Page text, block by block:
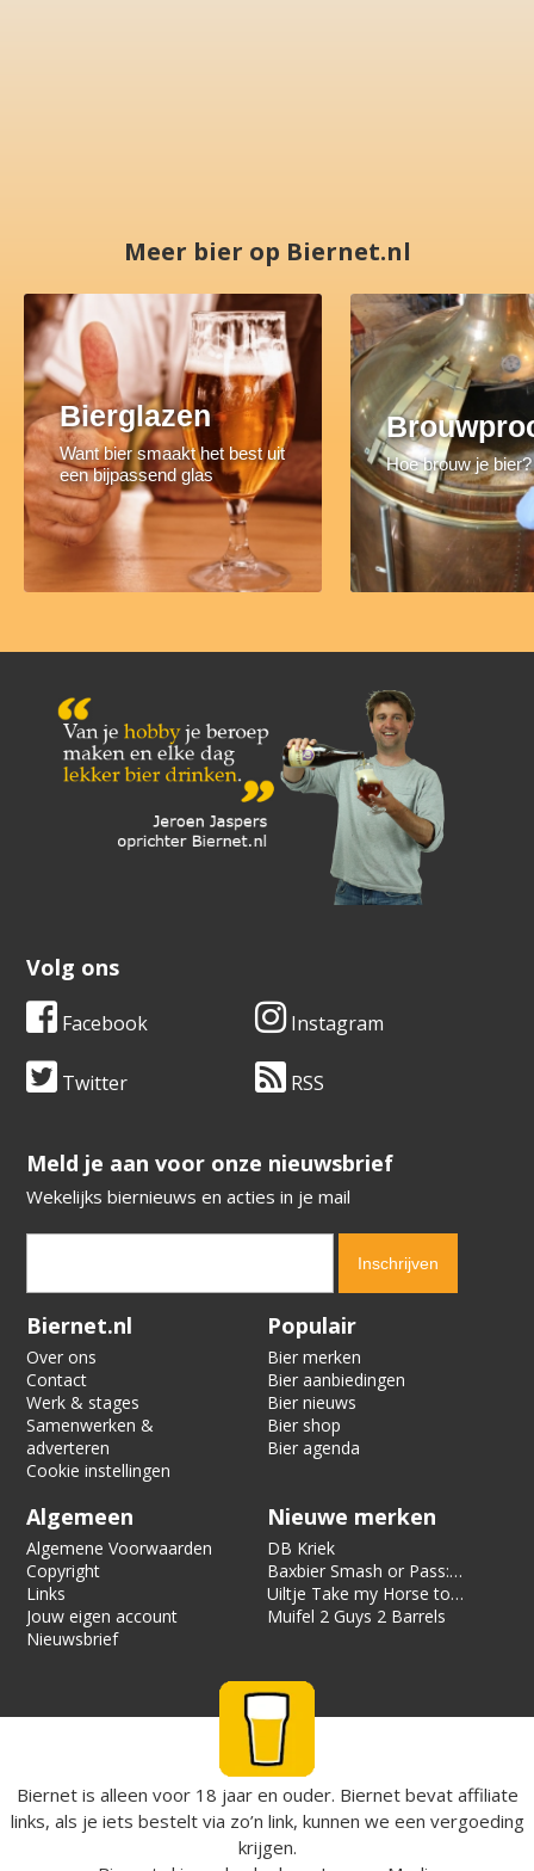
Meer bier op Biernet.nl
Bierglazen
Want bier smaakt het best uit
een bijpassend glas
Hoe brouw je bier?
Volg ons
Facebook Instagram
Twitter RSS
​​​​​​​Meld je aan voor onze nieuwsbrief
Wekelijks biernieuws en acties in je mail
Verification code:
Biernet.nl
Over ons
Contact
Werk & stages
Samenwerken &
adverteren
Cookie instellingen
Populair
Bier merken
Bier aanbiedingen
Bier nieuws
Bier shop
Bier agenda
Algemeen
Algemene Voorwaarden
Copyright
Links
Jouw eigen account
Nieuwsbrief
Nieuwe merken
DB Kriek
Baxbier Smash or Pass:
Strata
Uiltje Take my Horse to
the Hotel Room
Muifel 2 Guys 2 Barrels
Biernet is alleen voor 18 jaar en ouder. Biernet bevat affiliate
links, als je iets bestelt via zo’n link, kunnen we een vergoeding
krijgen.